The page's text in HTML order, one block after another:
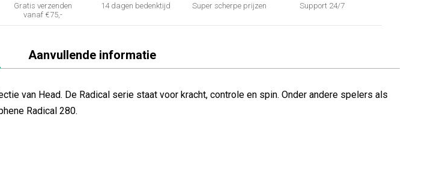
Gratis verzenden
vanaf €75,-
14 dagen bedenktijd Super scherpe prijzen Support 24/7
Aanvullende informatie
van Head. De Radical serie staat voor kracht, controle en spin. Onder andere spelers als
Radical 280.